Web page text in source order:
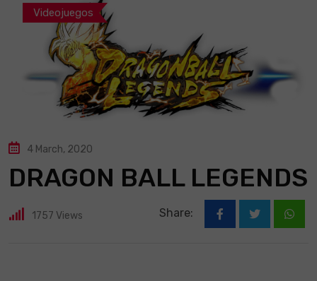
Videojuegos
4 March, 2020
DRAGON BALL LEGENDS
1757 Views Share: